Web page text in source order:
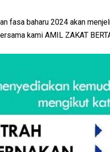
fasa baharu 2024 akan
kami AMIL ZAKAT